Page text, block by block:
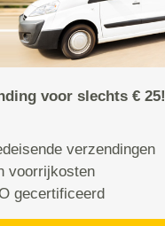
voor slechts € 25!
verzendingen
voorrijkosten
gecertificeerd